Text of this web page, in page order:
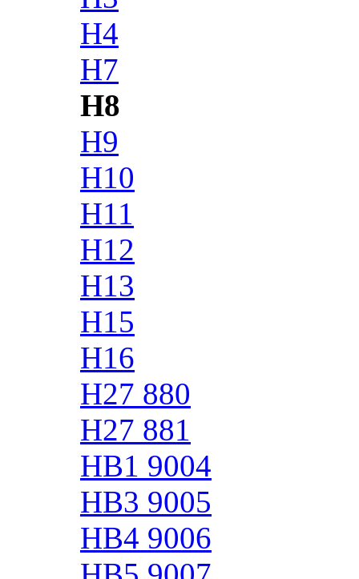
H4
H7
H8
H9
H10
H11
H12
H13
H15
H16
H27 880
H27 881
HB1 9004
HB3 9005
HB4 9006